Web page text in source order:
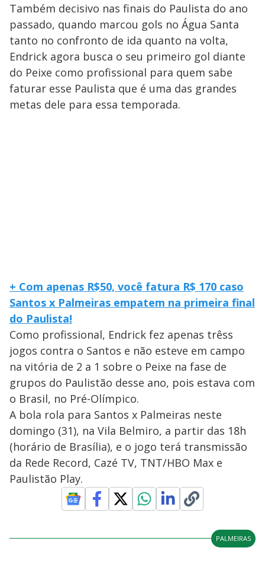
Também decisivo nas finais do Paulista do ano
passado, quando marcou gols no Água Santa
tanto no confronto de ida quanto na volta,
Endrick agora busca o seu primeiro gol diante
do Peixe como profissional para quem sabe
faturar esse Paulista que é uma das grandes
metas dele para essa temporada.
+ Com apenas R$50, você fatura R$ 170 caso
Santos x Palmeiras empatem na primeira final
do Paulista!
Como profissional, Endrick fez apenas trêss
jogos contra o Santos e não esteve em campo
na vitória de 2 a 1 sobre o Peixe na fase de
grupos do Paulistão desse ano, pois estava com
o Brasil, no Pré-Olímpico.
A bola rola para Santos x Palmeiras neste
domingo (31), na Vila Belmiro, a partir das 18h
(horário de Brasília), e o jogo terá transmissão
da Rede Record, Cazé TV, TNT/HBO Max e
Paulistão Play.
PALMEIRAS